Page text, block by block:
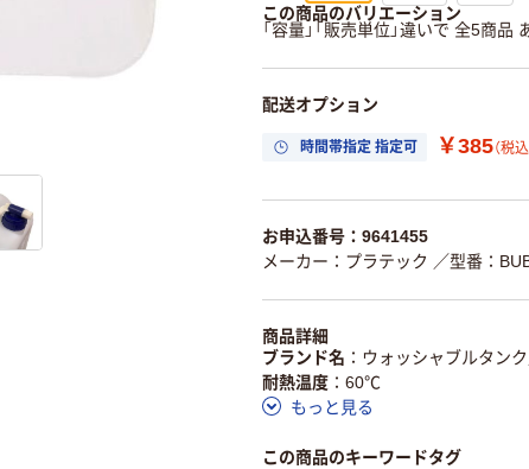
この商品のバリエーション
「容量」「販売単位」違いで 全5商品
配送オプション
時間帯指定 指定可 ￥385（税込
お申込番号：9641455
メーカー：プラテック ／型番：
商品詳細
ブランド名
ウォッシャブルタンク
耐熱温度
60℃
もっと見る
この商品のキーワードタグ